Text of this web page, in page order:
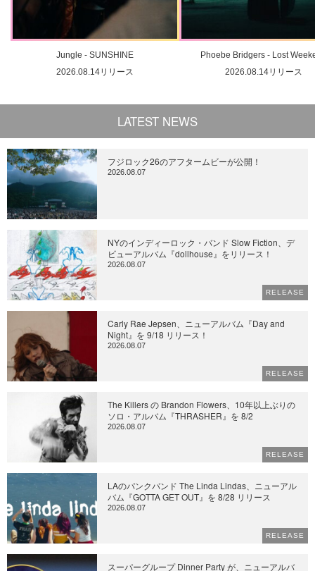
Jungle - SUNSHINE
2026.08.14リリース
Phoebe Bridgers - Lost
2026.08.14リリース
LATEST NEWS
フジロック26のアフタームビーが公開！
2026.08.07
NYのインディーロック・バンド Slow Fiction、デ
ビューアルバム『dollhouse』をリリース！
2026.08.07
RELEASE
Carly Rae Jepsen、ニューアルバム『Day and
Night』を 9/18 リリース！
2026.08.07
RELEASE
The Killers の Brandon Flowers、10年以上ぶりの
ソロ・アルバム『THRASHER』を 8/2
2026.08.07
RELEASE
LAのパンクバンド The Linda Lindas、ニューアル
バム『GOTTA GET OUT』を 8/28 リリース
2026.08.07
RELEASE
スーパーグループ Dinner Party が、ニューアルバ